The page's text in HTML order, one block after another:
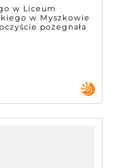
w Liceum
w Myszkowie
pożegnała